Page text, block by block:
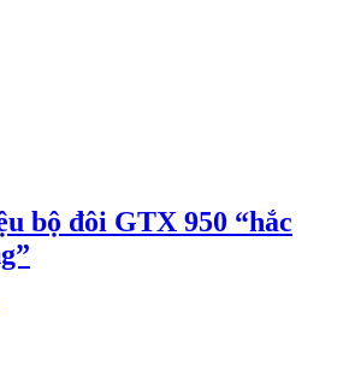
bộ đôi GTX 950 “hắc